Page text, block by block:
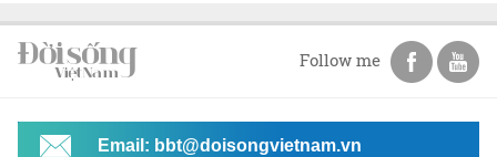
Follow me
Email: bbt@doisongvietnam.vn